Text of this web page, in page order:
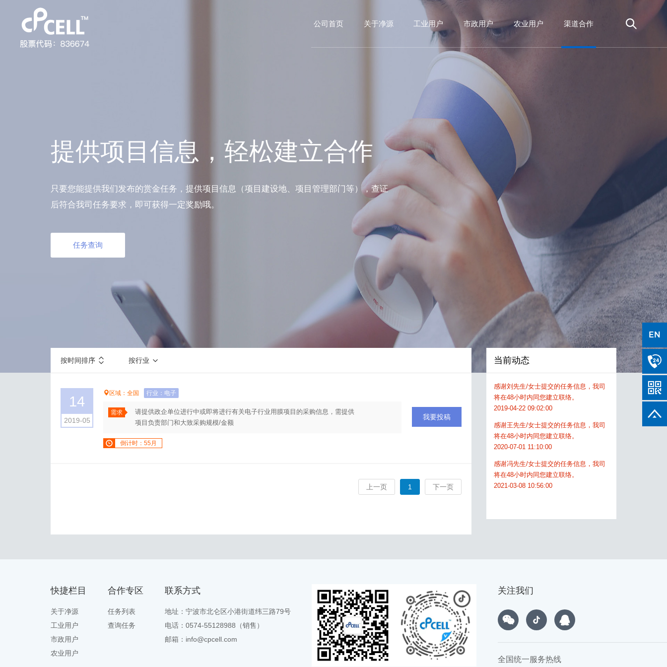
公司首页 关于净源 工业用户 市政用户 农业用户 渠道合作
提供项目信息，轻松建立合作
只要您能提供我们发布的赏金任务，提供项目信息（项目建设地、项目管理部门等），查证
后符合我司任务要求，即可获得一定奖励哦。
任务查询
按时间排序 按行业
14
2019-05
区域：全国 行业：电子
需求
请提供政企单位进行中或即将进行有关电子行业用膜项目的采购信息，需提供
项目负责部门和大致采购规模/金额
倒计时：55月
我要投稿
上一页 1 下一页
当前动态
感谢刘先生/女士提交的任务信息，我司
将在48小时内同您建立联络。
2019-04-22 09:02:00
感谢王先生/女士提交的任务信息，我司
将在48小时内同您建立联络。
2020-07-01 11:10:00
感谢冯先生/女士提交的任务信息，我司
将在48小时内同您建立联络。
2021-03-08 10:56:00
感谢张先生/女士提交的任务信息，我司
将在48小时内同您建立联络。
感谢刘先生/女士提交的任务信息，我司
将在48小时内同您建立联络。
2019-04-22 09:02:00
感谢王先生/女士提交的任务信息，我司
将在48小时内同您建立联络。
2020-07-01 11:10:00
感谢冯先生/女士提交的任务信息，我司
将在48小时内同您建立联络。
2021-03-08 10:56:00
将在48小时内同您建立联络。
快捷栏目
关于净源
工业用户
市政用户
农业用户
合作专区
任务列表
查询任务
联系方式
地址：宁波市北仑区小港街道纬三路79号
电话：0574-55128988（销售）
邮箱：info@cpcell.com
关注我们
全国统一服务热线
EN